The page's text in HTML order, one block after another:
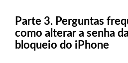
Parte 3. Perguntas
como alterar a senha
bloqueio do iPhone